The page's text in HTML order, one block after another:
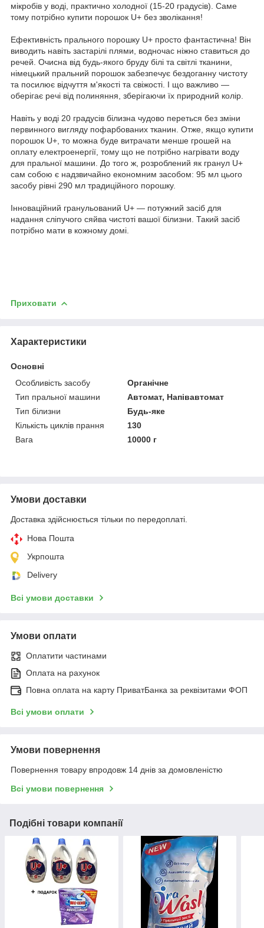
мікробів у воді, практично холодної (15-20 градусів). Саме
тому потрібно купити порошок U+ без зволікання!
Ефективність прального порошку U+ просто фантастична! Він
виводить навіть застарілі плями, водночас ніжно ставиться до
речей. Очисна від будь-якого бруду білі та світлі тканини,
німецький пральний порошок забезпечує бездоганну чистоту
та посилює відчуття м'якості та свіжості. І що важливо —
оберігає речі від полиняння, зберігаючи їх природний колір.
Навіть у воді 20 градусів білизна чудово переться без зміни
первинного вигляду пофарбованих тканин. Отже, якщо купити
порошок U+, то можна буде витрачати менше грошей на
оплату електроенергії, тому що не потрібно нагрівати воду
для пральної машини. До того ж, розроблений як гранул U+
сам собою є надзвичайно економним засобом: 95 мл цього
засобу рівні 290 мл традиційного порошку.
Інноваційний гранульований U+ — потужний засіб для
надання сліпучого сяйва чистоті вашої білизни. Такий засіб
потрібно мати в кожному домі.
Приховати
Характеристики
Основні
Особливість засобу
Органічне
Тип пральної машини
Автомат, Напівавтомат
Тип білизни
Будь-яке
Кількість циклів прання
130
Вага
10000 г
Умови доставки
Доставка здійснюється тільки по передоплаті.
Нова Пошта
Укрпошта
Delivery
Всі умови доставки
Умови оплати
Оплатити частинами
Оплата на рахунок
Повна оплата на карту ПриватБанка за реквізитами ФОП
Всі умови оплати
Умови повернення
Повернення товару впродовж 14 днів за домовленістю
Всі умови повернення
Подібні товари компанії